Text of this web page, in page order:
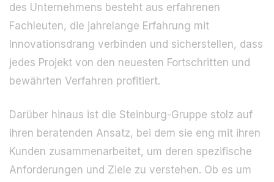
des Unternehmens besteht aus erfahrenen
Fachleuten, die jahrelange Erfahrung mit
Innovationsdrang verbinden und sicherstellen, dass
jedes Projekt von den neuesten Fortschritten und
bewährten Verfahren profitiert.
Darüber hinaus ist die Steinburg-Gruppe stolz auf
ihren beratenden Ansatz, bei dem sie eng mit ihren
Kunden zusammenarbeitet, um deren spezifische
Anforderungen und Ziele zu verstehen. Ob es um